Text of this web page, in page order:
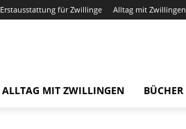
Erstausstattung für Zwillinge Alltag mit Zwillingen
ALLTAG MIT ZWILLINGEN BÜCHER